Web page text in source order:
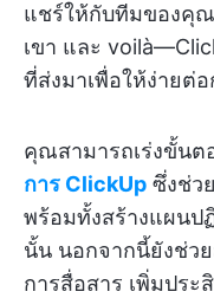
แชร์ให้กับทีมของคุ
เขา และ
ที่ส่งมาเพื่อให้ง่ายต่อ
คุณสามารถเร่งขั้นต
การ ClickUp ซึ่งช่ว
พร้อมทั้งสร้างแผนป
นั้น นอกจากนี้ยังช่ว
การสื่อสาร เพิ่มปร